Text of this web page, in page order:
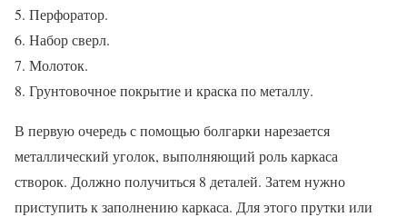
Перфоратор.
Набор сверл.
Молоток.
Грунтовочное покрытие и краска по металлу.
В первую очередь с помощью болгарки нарезается
металлический уголок, выполняющий роль каркаса
створок. Должно получиться 8 деталей. Затем нужно
приступить к заполнению каркаса. Для этого прутки или